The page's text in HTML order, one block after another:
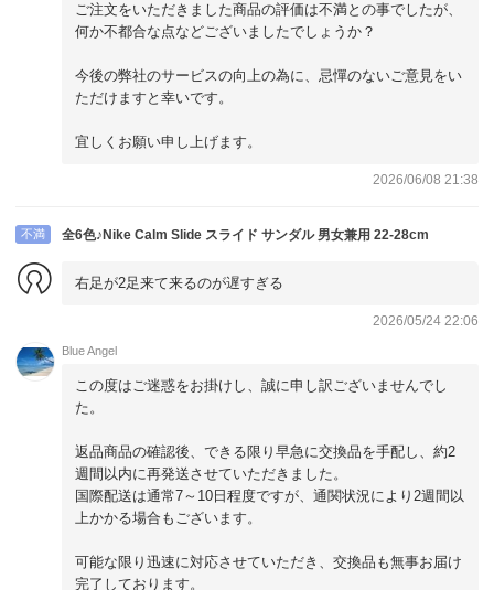
ご注文をいただきました商品の評価は不満との事でしたが、
何か不都合な点などございましたでしょうか？
今後の弊社のサービスの向上の為に、忌憚のないご意見をい
ただけますと幸いです。
宜しくお願い申し上げます。
2026/06/08 21:38
不満 全6色♪Nike Calm Slide スライド サンダル 男女兼用 22-28cm
右足が2足来て来るのが遅すぎる
2026/05/24 22:06
Blue Angel
この度はご迷惑をお掛けし、誠に申し訳ございませんでし
た。
返品商品の確認後、できる限り早急に交換品を手配し、約2
週間以内に再発送させていただきました。
国際配送は通常7～10日程度ですが、通関状況により2週間以
上かかる場合もございます。
可能な限り迅速に対応させていただき、交換品も無事お届け
完了しております。